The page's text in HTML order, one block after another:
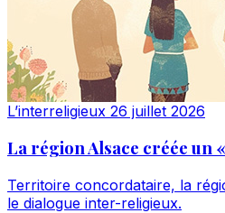
L’interreligieux 26 juillet 2026
La région Alsace créée un
Territoire concordataire, la
le dialogue inter-religieux.